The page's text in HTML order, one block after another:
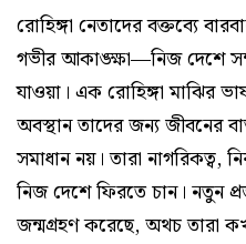
রোহিঙ্গা নেতাদের বক্তব্যে
গভীর আকাঙ্ক্ষা—নিজ দেশে
যাওয়া। এক রোহিঙ্গা মাঝির
অবস্থান তাদের জন্য জীবনের
সমাধান নয়। তারা নাগরিকত্ব,
নিজ দেশে ফিরতে চান। নতুন
জন্মগ্রহণ করেছে, অথচ তারা